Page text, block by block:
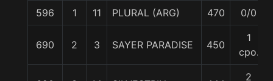
596 1 11 PLURAL (ARG) 470 0/0
690 2 3 SAYER PARADISE 450
1
cpo.
2